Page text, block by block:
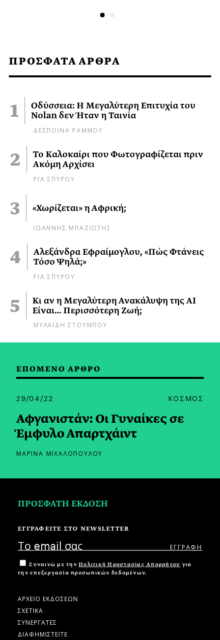
ΠΡΟΣΦΑΤΑ ΑΡΘΡΑ
Οδύσσεια: Η Μεγαλύτερη Επιτυχία του
Nolan δεν Ήταν η Ταινία
ΔΕΣΠΟΙΝΑ ΡΑΜΜΟΥ
Το Καλοκαίρι που Φωτογραφίζεται πριν
Ακόμη Αρχίσει
ΡΙΑ ΣΠΥΡΟΥ
«Χωρίζεται» η Αφρική;
ΙΩΑΝΝΗΣ ΜΠΑΖΙΩΤΗΣ
Αλεξάνδρα Εφραίμογλου, «Πώς Φτάνεις
Τόσο Ψηλά;»
ΡΙΑ ΣΠΥΡΟΥ
Κι αν η Μεγαλύτερη Ανακάλυψη της AI
Είναι… Περισσότερη Ζωή;
ΜΥΛΑΙΔΗ ΣΤΟΥΜΠΟΥ
ΕΠΟΜΕΝΟ ΑΡΘΡΟ
29/04/22 ΚΟΣΜΟΣ
Αφγανιστάν: Οι Γυναίκες σε
Έμφυλο Απαρτχάιντ
ΜΑΡΙΝΑ ΜΙΧΑΛΟΠΟΥΛΟΥ
ΠΡΟΣΦΑΤΗ ΕΚΔΟΣΗ
ΕΓΓΡΑΦΕΙΤΕ ΣΤΟ NEWSLETTER
Συναινώ με την Πολιτική Προστασίας Απορρήτου για
την επεξεργασία προσωπικών δεδομένων.
ΑΡΧΕΙΟ ΕΚΔΟΣΕΩΝ
ΣΧΕΤΙΚΑ
ΣΥΝΕΡΓΑΤΕΣ
ΔΙΑΦΗΜΙΣΤΕΙΤΕ